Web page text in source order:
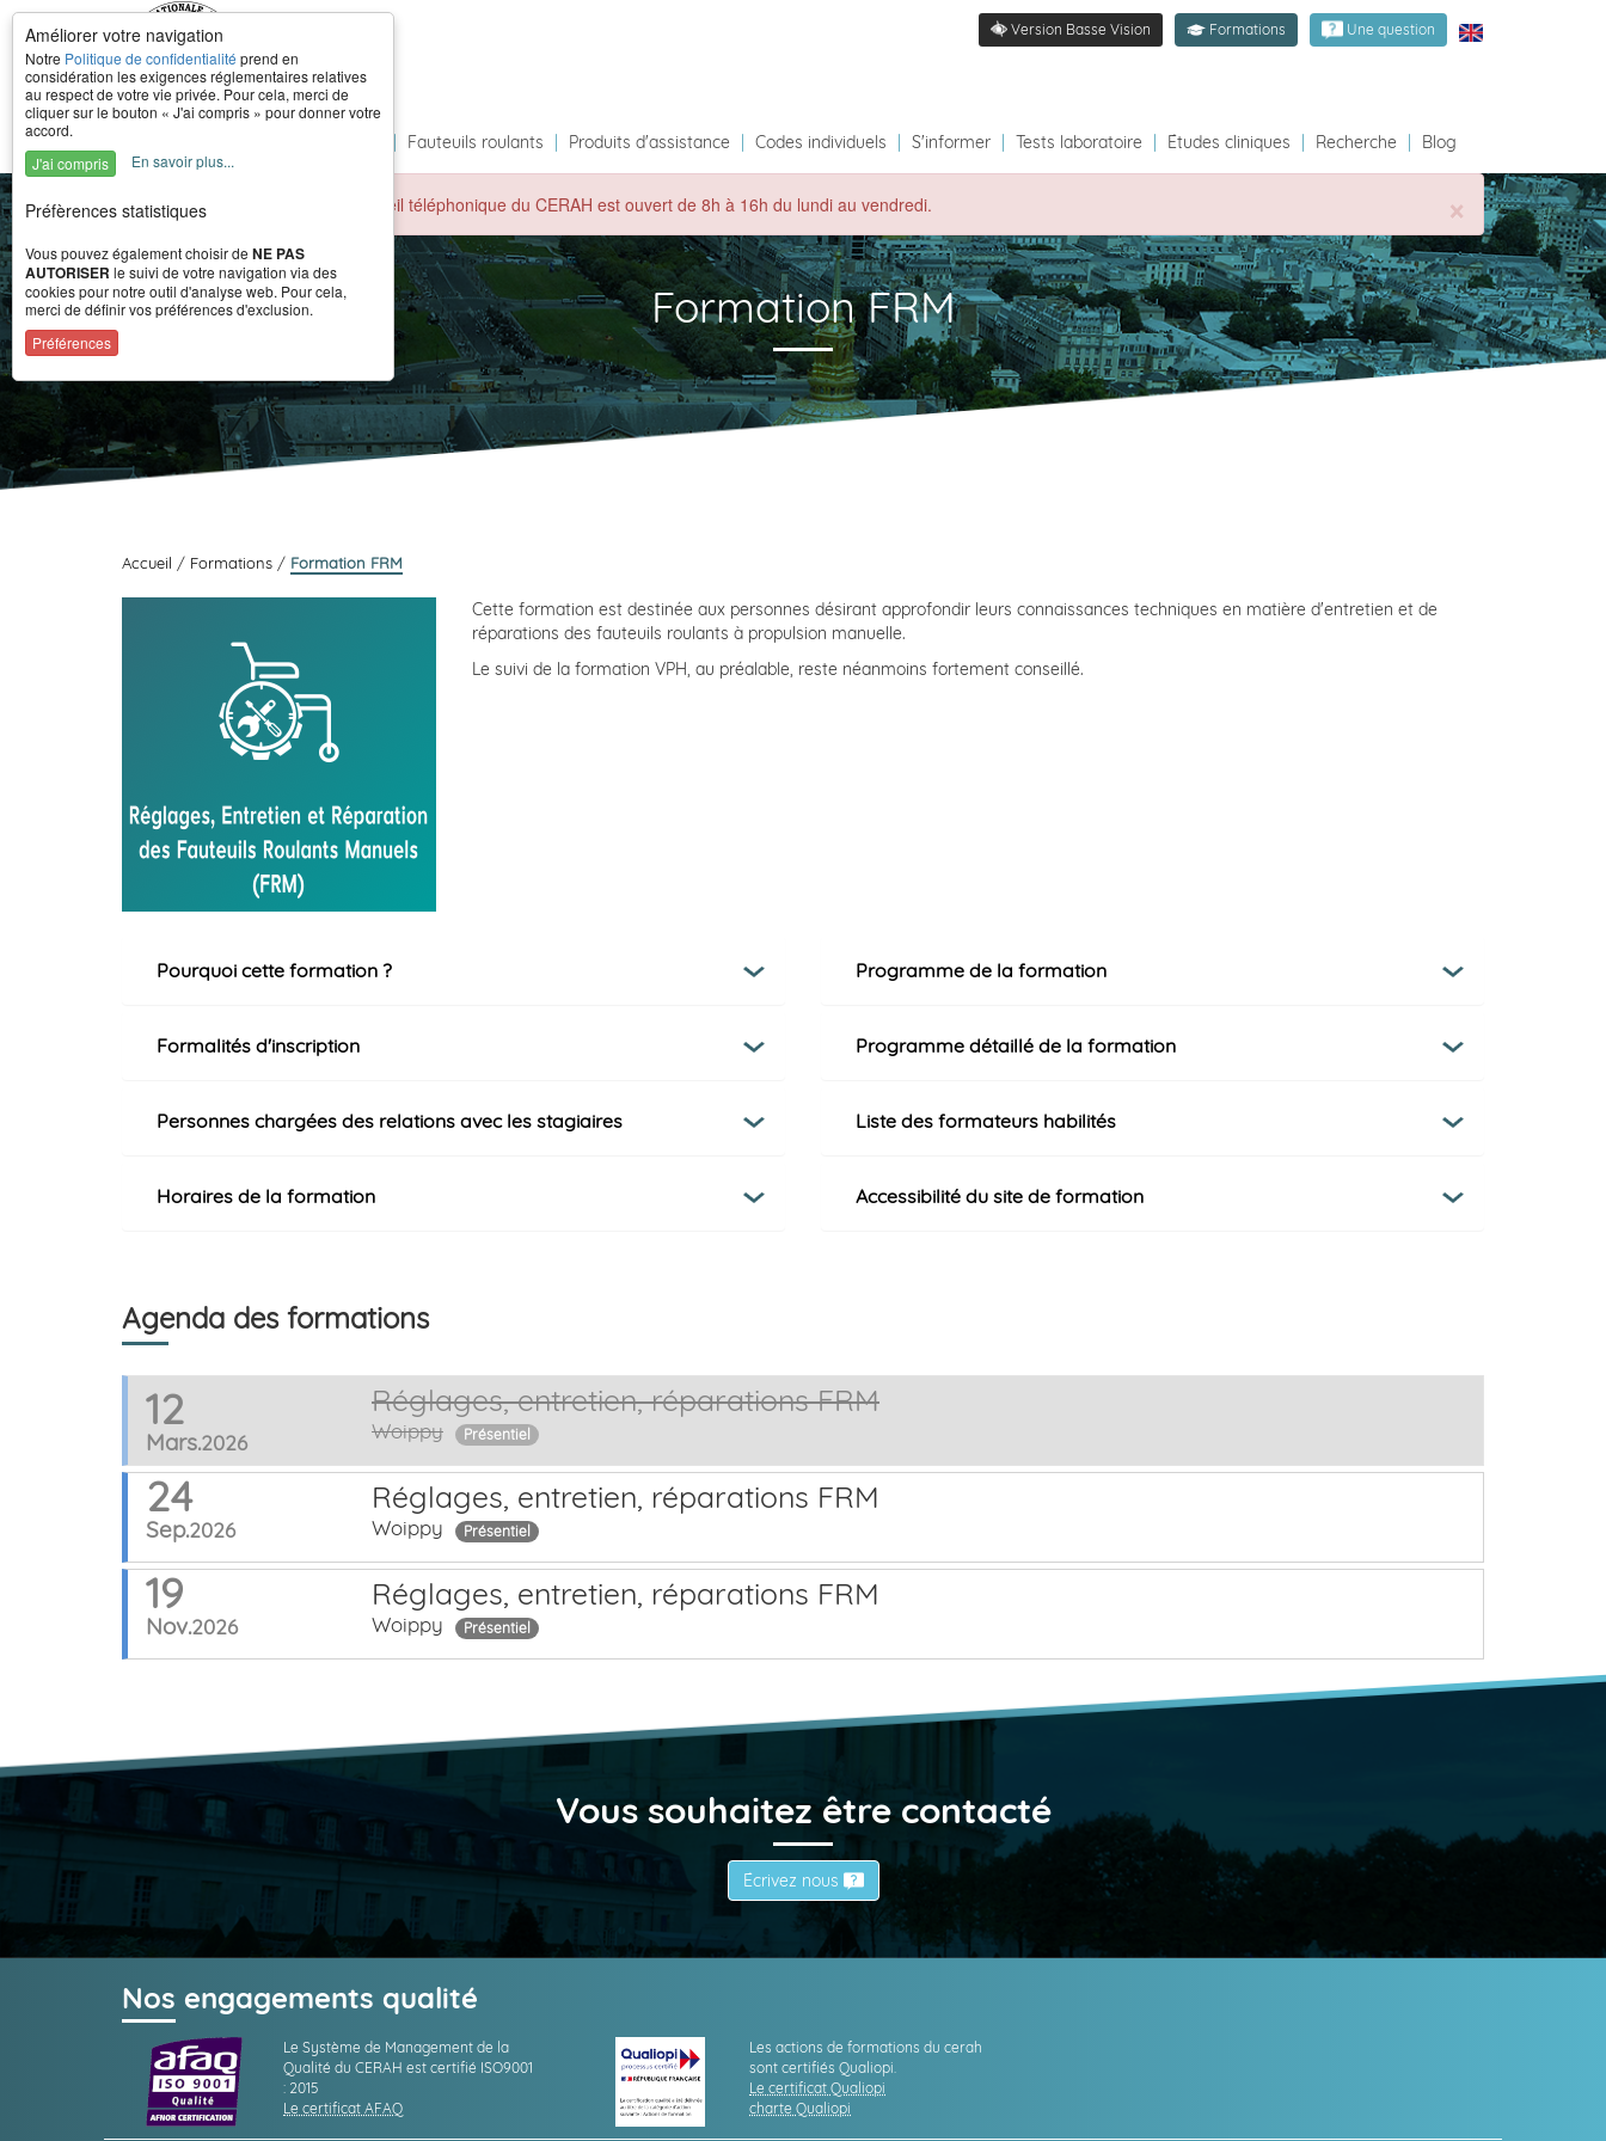
Une question
Formations
Version Basse Vision
Fauteuils roulants Produits d'assistance Codes individuels S'informer Tests laboratoire Études cliniques Recherche Blog
×
Durant la période estivale, l'accueil téléphonique du CERAH est ouvert de 8h à 16h du lundi au vendredi.
Formation FRM
Accueil / Formations / Formation FRM
Cette formation est destinée aux personnes désirant approfondir leurs connaissances techniques en matière d'entretien et de
réparations des fauteuils roulants à propulsion manuelle.
Le suivi de la formation VPH, au préalable, reste néanmoins fortement conseillé.
Pourquoi cette formation ?
Formalités d'inscription
Personnes chargées des relations avec les stagiaires
Horaires de la formation
Programme de la formation
Programme détaillé de la formation
Liste des formateurs habilités
Accessibilité du site de formation
Agenda des formations
12
Mars.2026
Réglages, entretien, réparations FRM
Woippy Présentiel
24
Sep.2026
Réglages, entretien, réparations FRM
Woippy Présentiel
19
Nov.2026
Réglages, entretien, réparations FRM
Woippy Présentiel
Vous souhaitez être contacté
Écrivez nous
Nos engagements qualité
Le Système de Management de la
Qualité du CERAH est certifié ISO9001
: 2015
Le certificat AFAQ
Les actions de formations du cerah
sont certifiés Qualiopi.
Le certificat Qualiopi
charte Qualiopi
Améliorer votre navigation
Notre Politique de confidentialité prend en
considération les exigences réglementaires relatives
au respect de votre vie privée. Pour cela, merci de
cliquer sur le bouton « J'ai compris » pour donner votre
accord.
J'ai compris
En savoir plus...
Préfèrences statistiques
Vous pouvez également choisir de NE PAS
AUTORISER le suivi de votre navigation via des
cookies pour notre outil d'analyse web. Pour cela,
merci de définir vos préférences d'exclusion.
Préférences